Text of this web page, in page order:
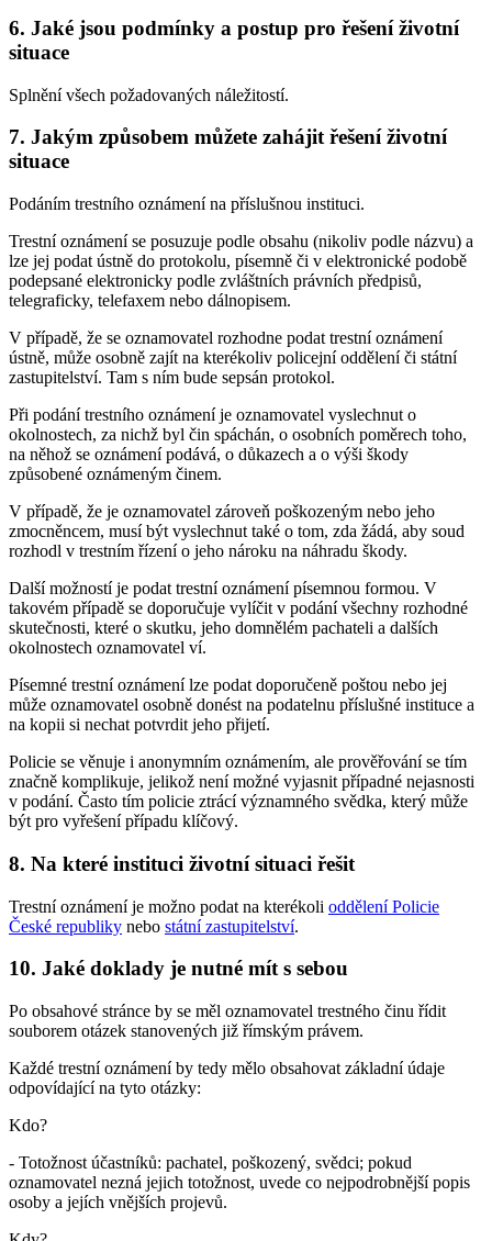
6. Jaké jsou podmínky a postup pro řešení životní
situace
Splnění všech požadovaných náležitostí.
7. Jakým způsobem můžete zahájit řešení životní
situace
Podáním trestního oznámení na příslušnou instituci.
Trestní oznámení se posuzuje podle obsahu (nikoliv podle názvu) a
lze jej podat ústně do protokolu, písemně či v elektronické podobě
podepsané elektronicky podle zvláštních právních předpisů,
telegraficky, telefaxem nebo dálnopisem.
V případě, že se oznamovatel rozhodne podat trestní oznámení
ústně, může osobně zajít na kterékoliv policejní oddělení či státní
zastupitelství. Tam s ním bude sepsán protokol.
Při podání trestního oznámení je oznamovatel vyslechnut o
okolnostech, za nichž byl čin spáchán, o osobních poměrech toho,
na něhož se oznámení podává, o důkazech a o výši škody
způsobené oznámeným činem.
V případě, že je oznamovatel zároveň poškozeným nebo jeho
zmocněncem, musí být vyslechnut také o tom, zda žádá, aby soud
rozhodl v trestním řízení o jeho nároku na náhradu škody.
Další možností je podat trestní oznámení písemnou formou. V
takovém případě se doporučuje vylíčit v podání všechny rozhodné
skutečnosti, které o skutku, jeho domnělém pachateli a dalších
okolnostech oznamovatel ví.
Písemné trestní oznámení lze podat doporučeně poštou nebo jej
může oznamovatel osobně donést na podatelnu příslušné instituce a
na kopii si nechat potvrdit jeho přijetí.
Policie se věnuje i anonymním oznámením, ale prověřování se tím
značně komplikuje, jelikož není možné vyjasnit případné nejasnosti
v podání. Často tím policie ztrácí významného svědka, který může
být pro vyřešení případu klíčový.
8. Na které instituci životní situaci řešit
Trestní oznámení je možno podat na kterékoli oddělení Policie
České republiky nebo státní zastupitelství.
10. Jaké doklady je nutné mít s sebou
Po obsahové stránce by se měl oznamovatel trestného činu řídit
souborem otázek stanovených již římským právem.
Každé trestní oznámení by tedy mělo obsahovat základní údaje
odpovídající na tyto otázky:
Kdo?
- Totožnost účastníků: pachatel, poškozený, svědci; pokud
oznamovatel nezná jejich totožnost, uvede co nejpodrobnější popis
osoby a jejích vnějších projevů.